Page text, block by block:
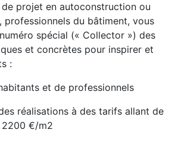
projet en autoconstruction ou
professionnels du bâtiment, vous
spécial (« Collector ») des
et concrètes pour inspirer et
:
et de professionnels
réalisations à des tarifs allant de
2200 €/m2